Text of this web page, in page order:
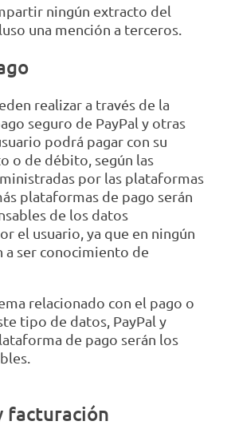
ningún extracto del
una mención a terceros.
realizar a través de la
seguro de PayPal y otras
podrá pagar con su
o de débito, según las
por las plataformas
plataformas de pago serán
de los datos
el usuario, ya que en ningún
ser conocimiento de
relacionado con el pago o
tipo de datos, PayPal y
de pago serán los
facturación